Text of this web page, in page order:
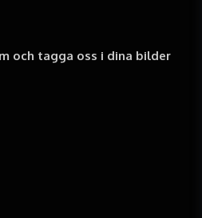
och tagga oss i dina bilder